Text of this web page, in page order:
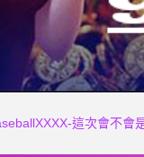
這次會不會